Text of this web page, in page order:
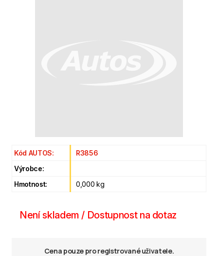
Kód AUTOS:
R3856
Výrobce:
Hmotnost:
0,000 kg
Není skladem / Dostupnost na dotaz
Cena pouze pro registrované uživatele.